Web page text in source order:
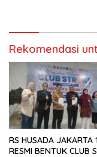
Rekomendasi
RS HUSADA JAKARTA
RESMI BENTUK CLUB